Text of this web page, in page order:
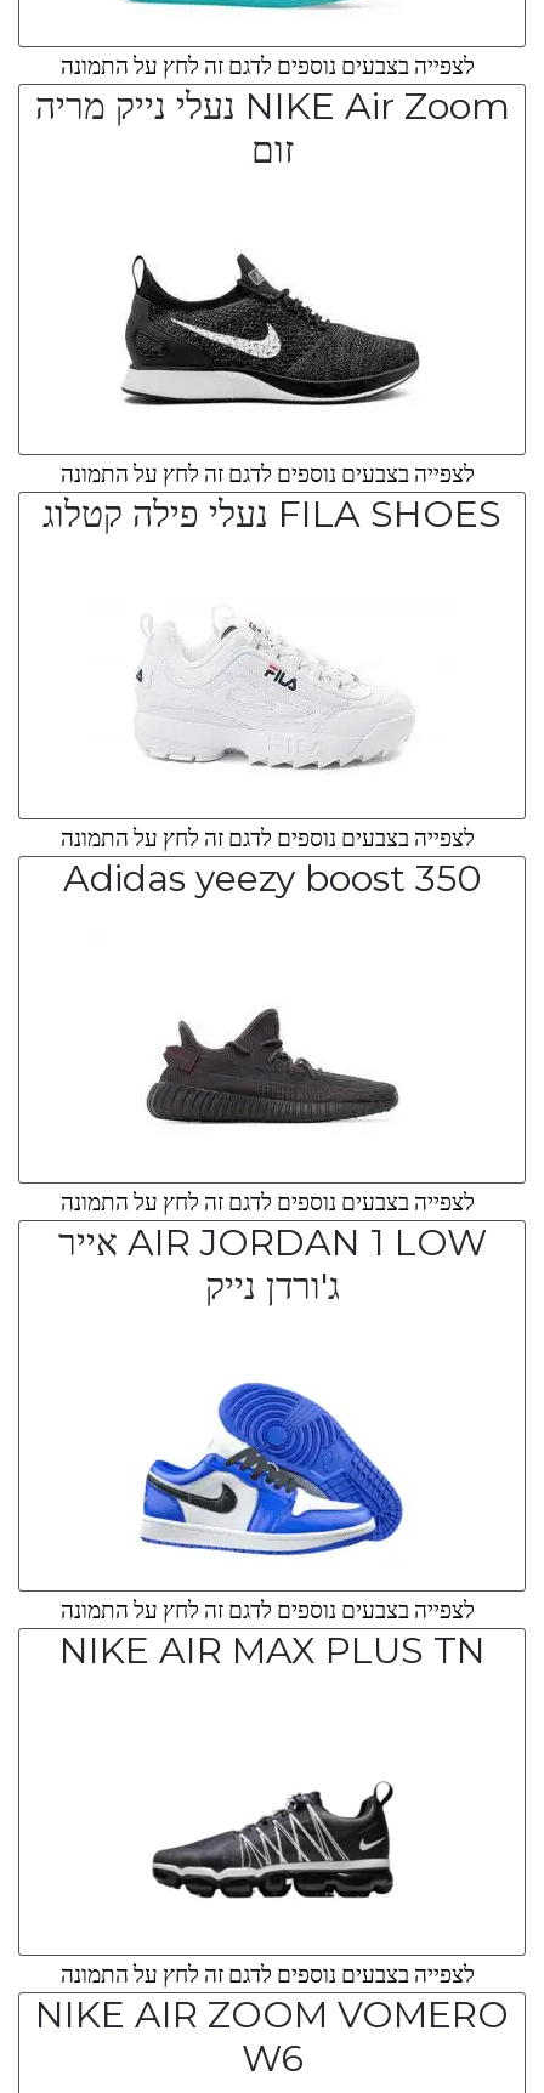
לצפייה בצבעים נוספים לדגם זה לחץ על התמונה
NIKE Air Zoom נעלי נייק מריה
זום
לצפייה בצבעים נוספים לדגם זה לחץ על התמונה
FILA SHOES נעלי פילה קטלוג
לצפייה בצבעים נוספים לדגם זה לחץ על התמונה
Adidas yeezy boost 350
לצפייה בצבעים נוספים לדגם זה לחץ על התמונה
AIR JORDAN 1 LOW אייר
ג'ורדן נייק
לצפייה בצבעים נוספים לדגם זה לחץ על התמונה
NIKE AIR MAX PLUS TN
לצפייה בצבעים נוספים לדגם זה לחץ על התמונה
NIKE AIR ZOOM VOMERO
W6